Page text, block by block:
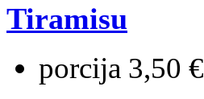
Tiramisu
porcija 3,50 €